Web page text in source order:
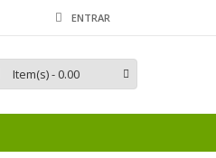
ENTRAR
Item(s)- 0.00